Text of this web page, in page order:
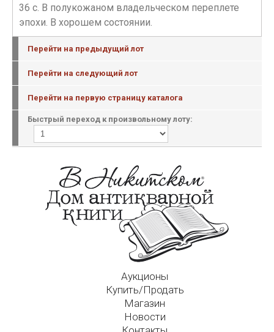
36 с. В полукожаном владельческом переплете
эпохи. В хорошем состоянии.
Перейти на предыдущий лот
Перейти на следующий лот
Перейти на первую страницу каталога
Быстрый переход к произвольному лоту:
Аукционы
Купить/Продать
Магазин
Новости